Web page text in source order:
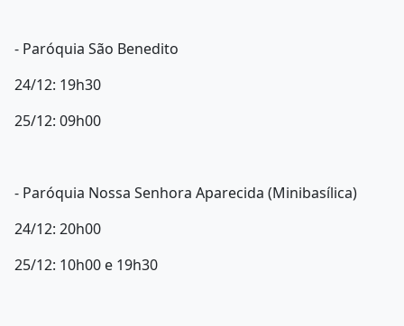
- Paróquia São Benedito
24/12: 19h30
25/12: 09h00
- Paróquia Nossa Senhora Aparecida (Minibasílica)
24/12: 20h00
25/12: 10h00 e 19h30